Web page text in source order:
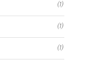
(1)
(1)
(1)